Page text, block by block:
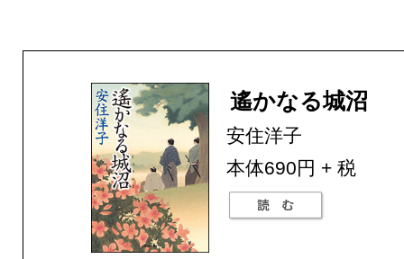
遙かなる城沼
安住洋子
本体690円 + 税